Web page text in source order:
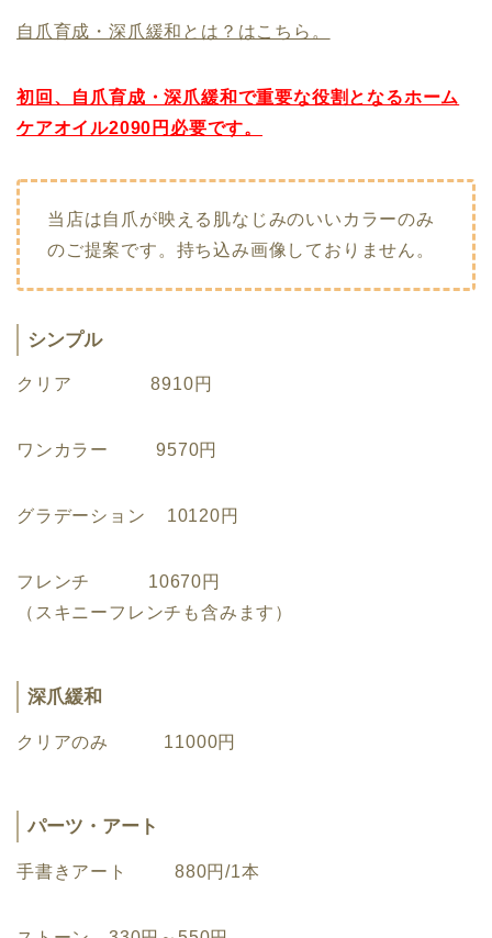
自爪育成・深爪緩和とは？はこちら。
初回、自爪育成・深爪緩和で重要な役割となるホーム
ケアオイル2090円必要です。
当店は自爪が映える肌なじみのいいカラーのみ
のご提案です。持ち込み画像しておりません。
シンプル
クリア 8910円
ワンカラー 9570円
グラデーション 10120円
フレンチ 10670円
（スキニーフレンチも含みます）
深爪緩和
クリアのみ 11000円
パーツ・アート
手書きアート 880円/1本